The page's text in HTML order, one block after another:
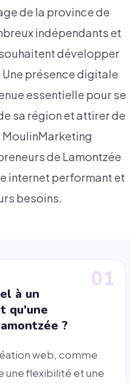
de la province de
indépendants et
développer
présence digitale
essentielle pour se
sa région et attirer de
de Lamontzée
internet performant et
besoins.
01
à un
qu'une
?
web, comme
une flexibilité et une